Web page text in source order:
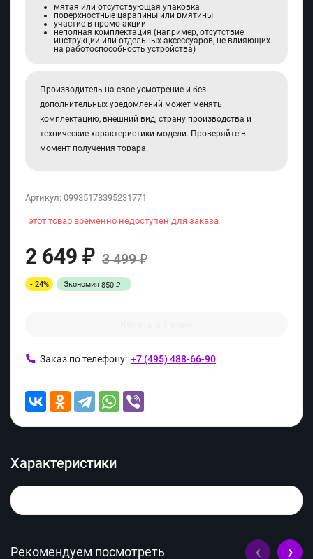
мятая или отсутствующая упаковка
поверхностные царапины или вмятины
участие в промо-акции
неполная комплектация (например, отсутствие
инструкции или отдельных аксессуаров, не влияющих
на работоспособность устройства)
Производитель на свое усмотрение и без
дополнительных уведомлений может менять
комплектацию, внешний вид, страну производства и
технические характеристики модели. Проверяйте в
момент получения товара.
Артикул: 09935178395231771
этот товар временно недоступен для заказа
2 649 ₽ 3 499₽
- 24% Экономия 850 ₽
Заказ по телефону: +7 (495) 488-66-90
Характеристики
Рекомендуем посмотреть ‹ ›